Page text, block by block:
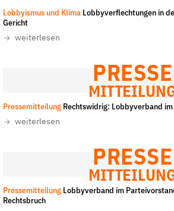
Lobbyismus und Klima Lobbyverflechtungen in
Gericht
weiterlesen
PRESSE
Pressemitteilung Rechtswidrig: Lobbyverband
weiterlesen
PRESSE
Pressemitteilung Lobbyverband im
Rechtsbruch